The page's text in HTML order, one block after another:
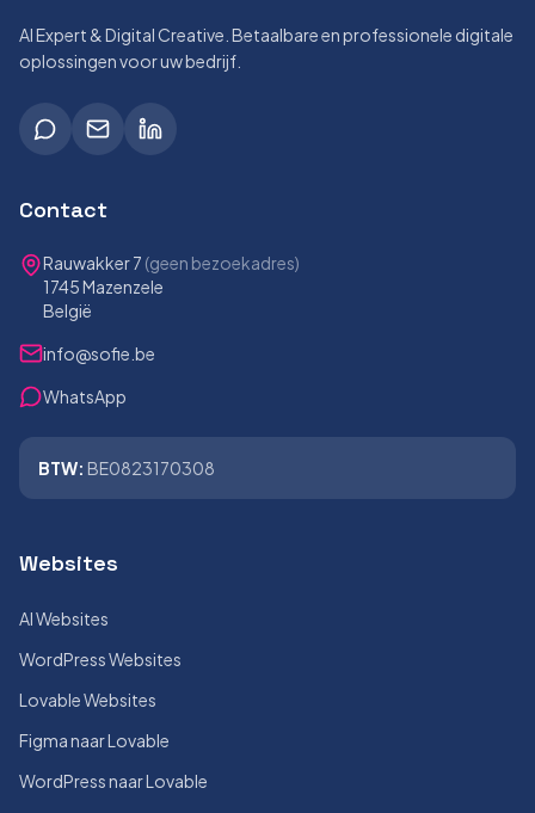
AI Expert & Digital Creative. Betaalbare en professionele digitale
oplossingen voor uw bedrijf.
Contact
Rauwakker 7 (geen bezoekadres)
1745 Mazenzele
België
info@sofie.be
WhatsApp
BTW: BE0823170308
Websites
AI Websites
WordPress Websites
Lovable Websites
Figma naar Lovable
WordPress naar Lovable